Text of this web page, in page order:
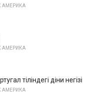
АМЕРИКА
АМЕРИКА
тіліндегі діни негізі
АМЕРИКА